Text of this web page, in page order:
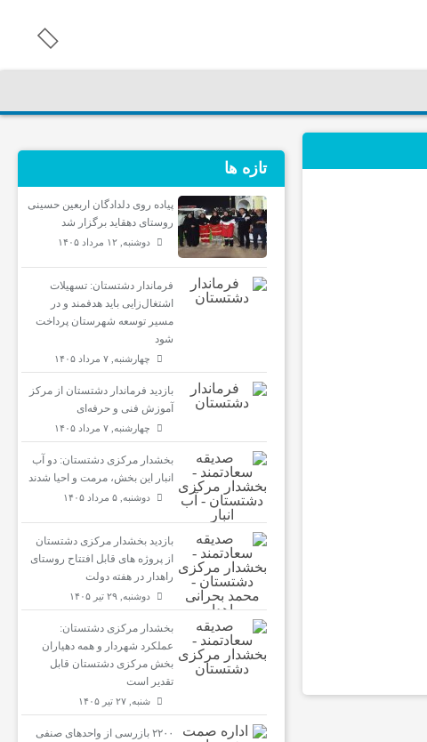
تازه ها
پیاده روی دلدادگان اربعین حسینی
روستای دهقاید برگزار شد
دوشنبه, ۱۲ مرداد ۱۴۰۵
فرماندار دشتستان: تسهیلات
اشتغال‌زایی باید هدفمند و در
مسیر توسعه شهرستان پرداخت
شود
چهارشنبه, ۷ مرداد ۱۴۰۵
بازدید فرماندار دشتستان از مرکز
آموزش فنی و حرفه‌ای
چهارشنبه, ۷ مرداد ۱۴۰۵
بخشدار مرکزی دشتستان: دو آب
انبار این بخش، مرمت و احیا شدند
دوشنبه, ۵ مرداد ۱۴۰۵
بازدید بخشدار مرکزی دشتستان
از پروژه های قابل افتتاح روستای
راهدار در هفته دولت
دوشنبه, ۲۹ تیر ۱۴۰۵
بخشدار مرکزی دشتستان:
عملکرد شهردار و همه دهیاران
بخش مرکزی دشتستان قابل
تقدیر است
شنبه, ۲۷ تیر ۱۴۰۵
۲۲۰۰ بازرسی از واحدهای صنفی